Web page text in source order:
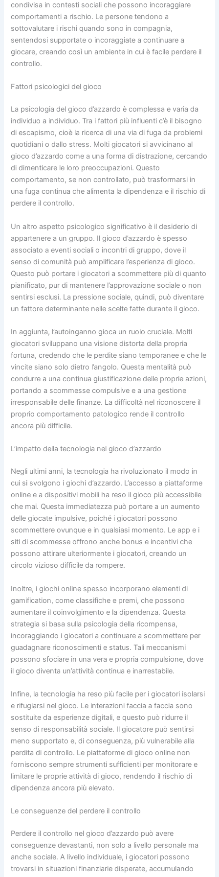
condivisa in contesti sociali che possono incoraggiare
comportamenti a rischio. Le persone tendono a
sottovalutare i rischi quando sono in compagnia,
sentendosi supportate o incoraggiate a continuare a
giocare, creando così un ambiente in cui è facile perdere il
controllo.
Fattori psicologici del gioco
La psicologia del gioco d’azzardo è complessa e varia da
individuo a individuo. Tra i fattori più influenti c’è il bisogno
di escapismo, cioè la ricerca di una via di fuga da problemi
quotidiani o dallo stress. Molti giocatori si avvicinano al
gioco d’azzardo come a una forma di distrazione, cercando
di dimenticare le loro preoccupazioni. Questo
comportamento, se non controllato, può trasformarsi in
una fuga continua che alimenta la dipendenza e il rischio di
perdere il controllo.
Un altro aspetto psicologico significativo è il desiderio di
appartenere a un gruppo. Il gioco d’azzardo è spesso
associato a eventi sociali o incontri di gruppo, dove il
senso di comunità può amplificare l’esperienza di gioco.
Questo può portare i giocatori a scommettere più di quanto
pianificato, pur di mantenere l’approvazione sociale o non
sentirsi esclusi. La pressione sociale, quindi, può diventare
un fattore determinante nelle scelte fatte durante il gioco.
In aggiunta, l’autoinganno gioca un ruolo cruciale. Molti
giocatori sviluppano una visione distorta della propria
fortuna, credendo che le perdite siano temporanee e che le
vincite siano solo dietro l’angolo. Questa mentalità può
condurre a una continua giustificazione delle proprie azioni,
portando a scommesse compulsive e a una gestione
irresponsabile delle finanze. La difficoltà nel riconoscere il
proprio comportamento patologico rende il controllo
ancora più difficile.
L’impatto della tecnologia nel gioco d’azzardo
Negli ultimi anni, la tecnologia ha rivoluzionato il modo in
cui si svolgono i giochi d’azzardo. L’accesso a piattaforme
online e a dispositivi mobili ha reso il gioco più accessibile
che mai. Questa immediatezza può portare a un aumento
delle giocate impulsive, poiché i giocatori possono
scommettere ovunque e in qualsiasi momento. Le app e i
siti di scommesse offrono anche bonus e incentivi che
possono attirare ulteriormente i giocatori, creando un
circolo vizioso difficile da rompere.
Inoltre, i giochi online spesso incorporano elementi di
gamification, come classifiche e premi, che possono
aumentare il coinvolgimento e la dipendenza. Questa
strategia si basa sulla psicologia della ricompensa,
incoraggiando i giocatori a continuare a scommettere per
guadagnare riconoscimenti e status. Tali meccanismi
possono sfociare in una vera e propria compulsione, dove
il gioco diventa un’attività continua e inarrestabile.
Infine, la tecnologia ha reso più facile per i giocatori isolarsi
e rifugiarsi nel gioco. Le interazioni faccia a faccia sono
sostituite da esperienze digitali, e questo può ridurre il
senso di responsabilità sociale. Il giocatore può sentirsi
meno supportato e, di conseguenza, più vulnerabile alla
perdita di controllo. Le piattaforme di gioco online non
forniscono sempre strumenti sufficienti per monitorare e
limitare le proprie attività di gioco, rendendo il rischio di
dipendenza ancora più elevato.
Le conseguenze del perdere il controllo
Perdere il controllo nel gioco d’azzardo può avere
conseguenze devastanti, non solo a livello personale ma
anche sociale. A livello individuale, i giocatori possono
trovarsi in situazioni finanziarie disperate, accumulando